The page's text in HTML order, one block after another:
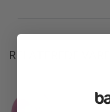
RELATEREDE VARER